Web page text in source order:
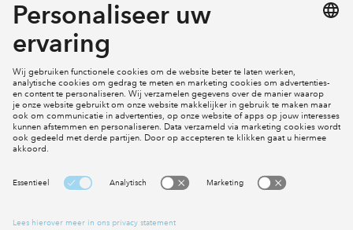
Mijn profiel
Social Media
Cookies